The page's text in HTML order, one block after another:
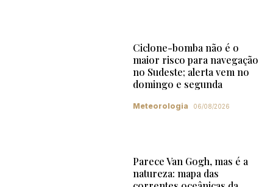
Ciclone-bomba não é o
maior risco para navegação
no Sudeste; alerta vem no
domingo e segunda
Meteorologia 06/08/2026
Parece Van Gogh, mas é a
natureza: mapa das